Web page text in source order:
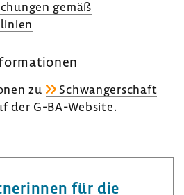
gemäß
zu
Schwan­ger­schaft
der G-​BA-Website.
für die